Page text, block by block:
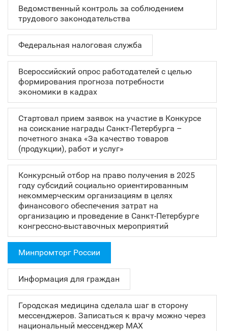
Ведомственный контроль за соблюдением
трудового законодательства
Федеральная налоговая служба
Всероссийский опрос работодателей с целью
формирования прогноза потребности
экономики в кадрах
Стартовал прием заявок на участие в Конкурсе
на соискание награды Санкт‑Петербурга –
почетного знака «За качество товаров
(продукции), работ и услуг»
Конкурсный отбор на право получения в 2025
году субсидий социально ориентированным
некоммерческим организациям в целях
финансового обеспечения затрат на
организацию и проведение в Санкт‑Петербурге
конгрессно-выставочных мероприятий
Минпромторг России
Информация для граждан
Городская медицина сделала шаг в сторону
мессенджеров. Записаться к врачу можно через
национальный мессенджер MAX